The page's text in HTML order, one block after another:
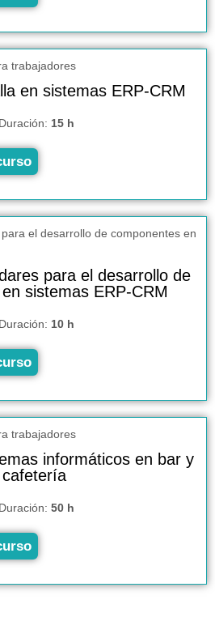
en sistemas ERP-CRM
Duración: 15 h
para el desarrollo de
sistemas ERP-CRM
Duración: 10 h
informáticos en bar y
cafetería
Duración: 50 h